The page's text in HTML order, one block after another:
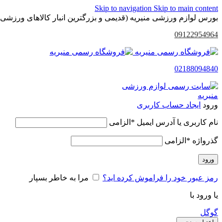
Skip to navigation Skip to main content
بورس لوازم ورزشی منیریه (قدیمی و بزرگترین انبار کالاهای ورزشی
09122954964
02188094840
ورود ایجاد حساب کاربری
نام کاربری یا آدرس ایمیل * الزامی
گذرواژه * الزامی
ورود
رمز عبور خود را فراموش کرده اید؟ مرا به خاطر بسپار
یا ورود با
گوگل